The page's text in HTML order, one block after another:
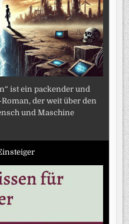
ist ein packender und
der weit über den
und Maschine